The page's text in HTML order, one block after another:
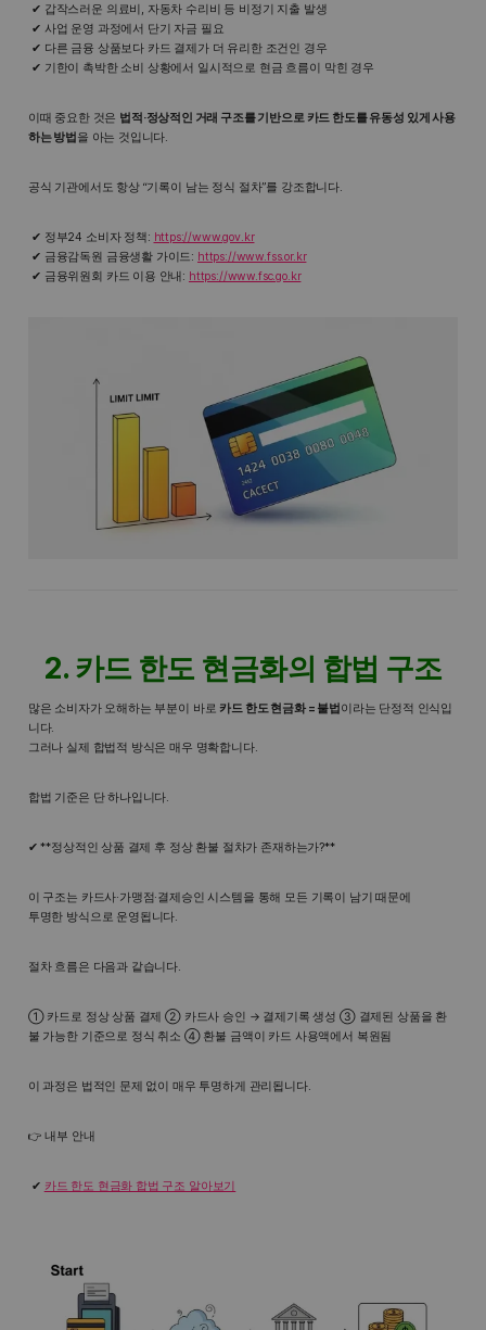
갑작스러운 의료비, 자동차 수리비 등 비정기 지출 발생
사업 운영 과정에서 단기 자금 필요
다른 금융 상품보다 카드 결제가 더 유리한 조건인 경우
기한이 촉박한 소비 상황에서 일시적으로 현금 흐름이 막힌 경우
이때 중요한 것은 법적·정상적인 거래 구조를 기반으로 카드 한도를 유동성 있게 사용
하는 방법을 아는 것입니다.
공식 기관에서도 항상 “기록이 남는 정식 절차”를 강조합니다.
정부24 소비자 정책: https://www.gov.kr
금융감독원 금융생활 가이드: https://www.fss.or.kr
금융위원회 카드 이용 안내: https://www.fsc.go.kr
2. 카드 한도 현금화의 합법 구조
많은 소비자가 오해하는 부분이 바로 카드 한도 현금화 = 불법 이라는 단정적 인식입
니다.
그러나 실제 합법적 방식은 매우 명확합니다.
합법 기준은 단 하나입니다.
✔ **정상적인 상품 결제 후 정상 환불 절차가 존재하는가?**
이 구조는 카드사·가맹점·결제승인 시스템을 통해 모든 기록이 남기 때문에
투명한 방식으로 운영됩니다.
절차 흐름은 다음과 같습니다.
① 카드로 정상 상품 결제 ② 카드사 승인 → 결제기록 생성 ③ 결제된 상품을 환
불 가능한 기준으로 정식 취소 ④ 환불 금액이 카드 사용액에서 복원됨
이 과정은 법적인 문제 없이 매우 투명하게 관리됩니다.
👉 내부 안내
카드 한도 현금화 합법 구조 알아보기